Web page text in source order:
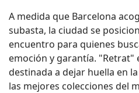
A medida que Barcelona
subasta, la ciudad se
encuentro para quienes
emoción y garantía. "Retrat"
destinada a dejar huella en
las mejores colecciones del